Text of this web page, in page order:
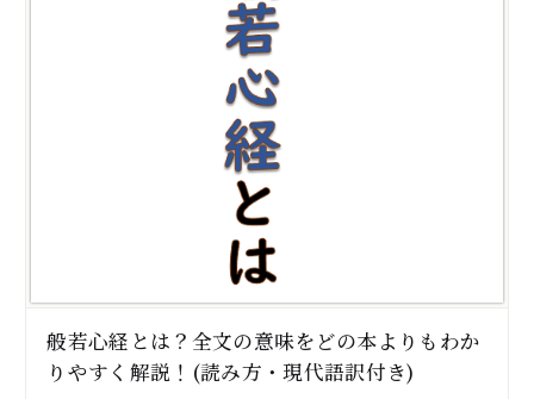
般若心経とは？全文の意味をどの本よりもわか
りやすく解説！(読み方・現代語訳付き)